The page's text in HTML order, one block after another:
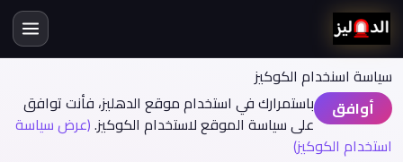
سياسة اسنخدام الكوكيز
أوافق
باستمرارك في استخدام موقع الدهليز، فأنت توافق
على سياسة الموقع لاستخدام الكوكيز.(عرض سياسة
استخدام الكوكيز)